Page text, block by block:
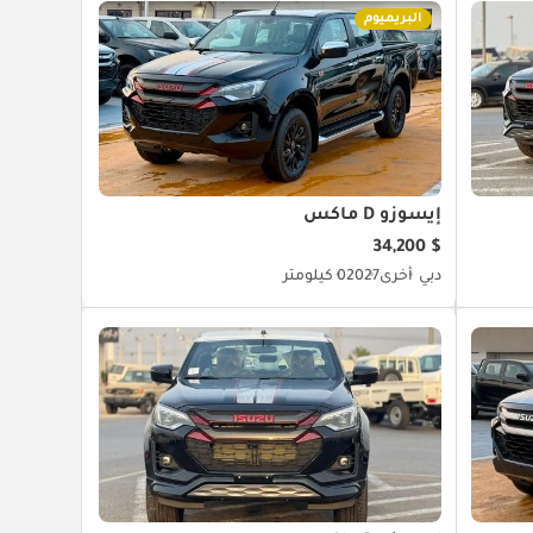
البريميوم
إيسوزو D ماكس
$ 34,200
دبي أخرى20270 كيلومتر